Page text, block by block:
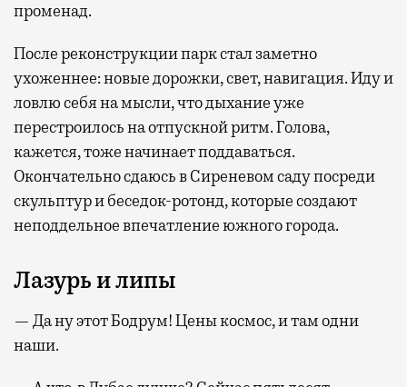
променад.
После реконструкции парк стал заметно
ухоженнее: новые дорожки, свет, навигация. Иду и
ловлю себя на мысли, что дыхание уже
перестроилось на отпускной ритм. Голова,
кажется, тоже начинает поддаваться.
Окончательно сдаюсь в Сиреневом саду посреди
скульптур и беседок-ротонд, которые создают
неподдельное впечатление южного города.
Лазурь и липы
— Да ну этот Бодрум! Цены космос, и там одни
наши.